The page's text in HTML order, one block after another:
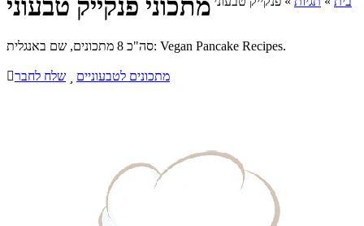
מתכוני פנקייק טבעוני
סה"כ 8 מתכונים, שם באנגלית: Vegan Pancake Recipes.
שלח לחבר מתכונים לטבעוניים